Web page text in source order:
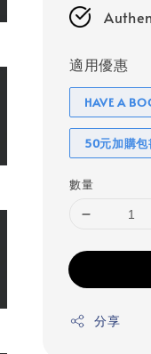
適用優惠
HAVE A
50元加購
數量
分享